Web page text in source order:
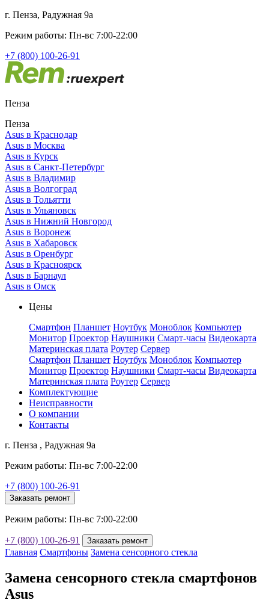
г. Пенза, Радужная 9а
Режим работы: Пн-вс 7:00-22:00
+7 (800) 100-26-91
Пенза
Пенза
Asus в Краснодар
Asus в Москва
Asus в Курск
Asus в Санкт-Петербург
Asus в Владимир
Asus в Волгоград
Asus в Тольятти
Asus в Ульяновск
Asus в Нижний Новгород
Asus в Воронеж
Asus в Хабаровск
Asus в Оренбург
Asus в Красноярск
Asus в Барнаул
Asus в Омск
Цены
Смартфон Планшет Ноутбук Моноблок Компьютер
Монитор Проектор Наушники Смарт-часы Видеокарта
Материнская плата Роутер Сервер
Смартфон Планшет Ноутбук Моноблок Компьютер
Монитор Проектор Наушники Смарт-часы Видеокарта
Материнская плата Роутер Сервер
Комплектующие
Неисправности
О компании
Контакты
г. Пенза , Радужная 9а
Режим работы: Пн-вс 7:00-22:00
+7 (800) 100-26-91
Заказать ремонт
Режим работы: Пн-вс 7:00-22:00
+7 (800) 100-26-91 Заказать ремонт
Главная Смартфоны Замена сенсорного стекла
Замена сенсорного стекла смартфонов
Asus